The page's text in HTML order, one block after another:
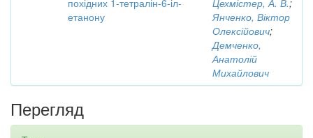
похідних 1-тетралін-6-іл-
етанону
Цехмістер, А. В.;
Янченко, Віктор
Олексійович;
Демченко,
Анатолій
Михайлович
Перегляд